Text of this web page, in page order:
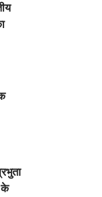
के